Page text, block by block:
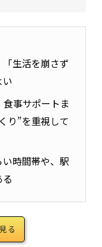
生活を崩さず
事サポートま
り”を重視して
時間帯や、駅
る